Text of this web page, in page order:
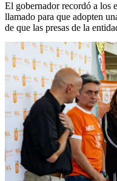
El gobernador recordó a los
llamado para que adopten
de que las presas de la